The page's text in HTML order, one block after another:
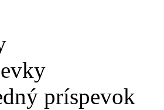
príspevok